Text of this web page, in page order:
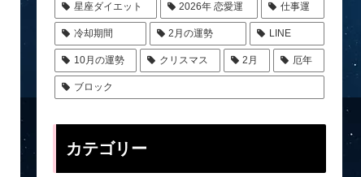
星座ダイエット 2026年 恋愛運 仕事運
冷却期間 2月の運勢 LINE
10月の運勢 クリスマス 2月 厄年
ブロック
カテゴリー